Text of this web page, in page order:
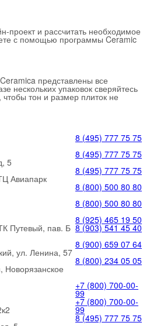
проект и рассчитать необходимое
с помощью программы Ceramic
представлены все
нескольких упаковок сверяйтесь
тон и размер плиток не
8 (495) 777 75 75
5
8 (495) 777 75 75
Авиапарк
8 (495) 777 75 75
8 (800) 500 80 80
8 (800) 500 80 80
Путевый, пав. Б
8 (925) 465 19 50
8 (903) 541 45 40
ул. Ленина, 57
8 (900) 659 07 64
Новорязанское
8 (800) 234 05 05
+7 (800) 700-00-
99
+7 (800) 700-00-
99
8 (495) 777 75 75